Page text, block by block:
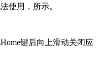
使用，所示。
键后向上滑动关闭应